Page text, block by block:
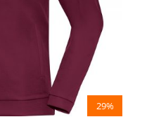
29%